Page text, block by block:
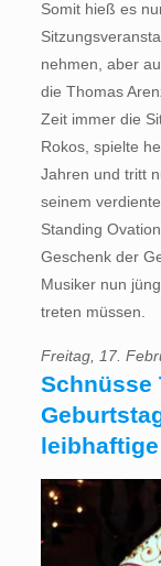
Somit hieß es
nehmen, aber
die Thomas
Zeit immer die
Rokos, spielte
Jahren und tritt
seinem
Standing
Geschenk der
Musiker nun
treten müssen.
Freitag, 17.
Schnüsse
leibhaftige